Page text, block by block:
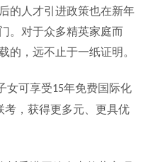
的人才引进政策也在新年
。对于众多精英家庭而
的，远不止于一纸证明。
女可享受15年免费国际化
考，获得更多元、更具优